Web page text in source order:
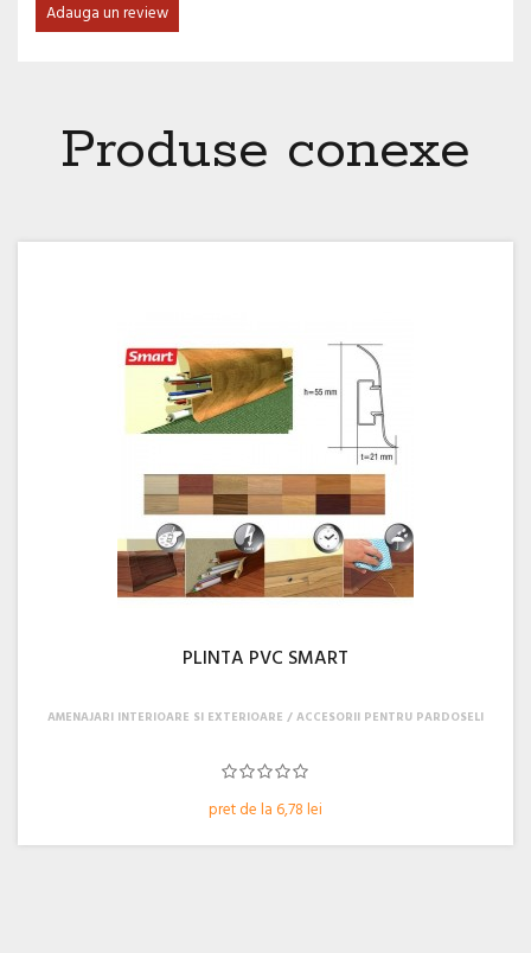
Adauga un review
Produse conexe
PLINTA PVC SMART
pret de la 6,78 lei
AMENAJARI INTERIOARE SI EXTERIOARE ACCESORII PENTRU PARDOSELI